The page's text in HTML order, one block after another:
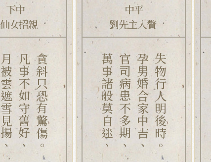
下中
女招親
見揚、凡事不如守舊好、貪斜只恐有驚傷。
中平
劉先主入贅
萬事諸般莫自迷、官司病患不多期、孕男婚合家中吉、失物行人明後時。